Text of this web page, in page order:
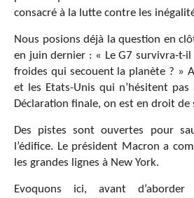
consacré à la lutte contre les
Nous posions déjà la question en
en juin dernier : « Le G7 survivra-t-il
froides qui secouent la planète ? »
et les Etats-Unis qui n’hésitent
Déclaration finale, on est en droit de
Des pistes sont ouvertes pour
l’édifice. Le président Macron a
les grandes lignes à New York.
Evoquons ici, avant d’aborder